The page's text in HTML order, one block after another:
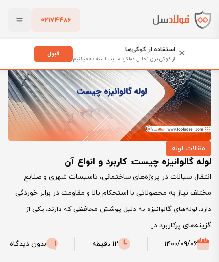
02174486
پاک کردن
فولادسل
مقالات لوله
لوله گالوانیزه چیست؛ کاربرد و انواع آن
انتقال سیالات در پروژه‌های ساختمانی، تاسیسات شهری و صنایع
مختلف نیاز به محصولاتی با استحکام بالا و مقاومت در برابر خوردگی
دارد. لوله‌های گالوانیزه به دلیل پوشش محافظی که دارند، یکی از
گزینه‌های پرکاربرد در…
۱۴۰۰/۰۹/۰۶
12 دقیقه بدون دیدگاه
× استفاده از کوکی‌ها
از کوکی برای تحلیل عملکرد سایت استفاده میکنیم
قبول